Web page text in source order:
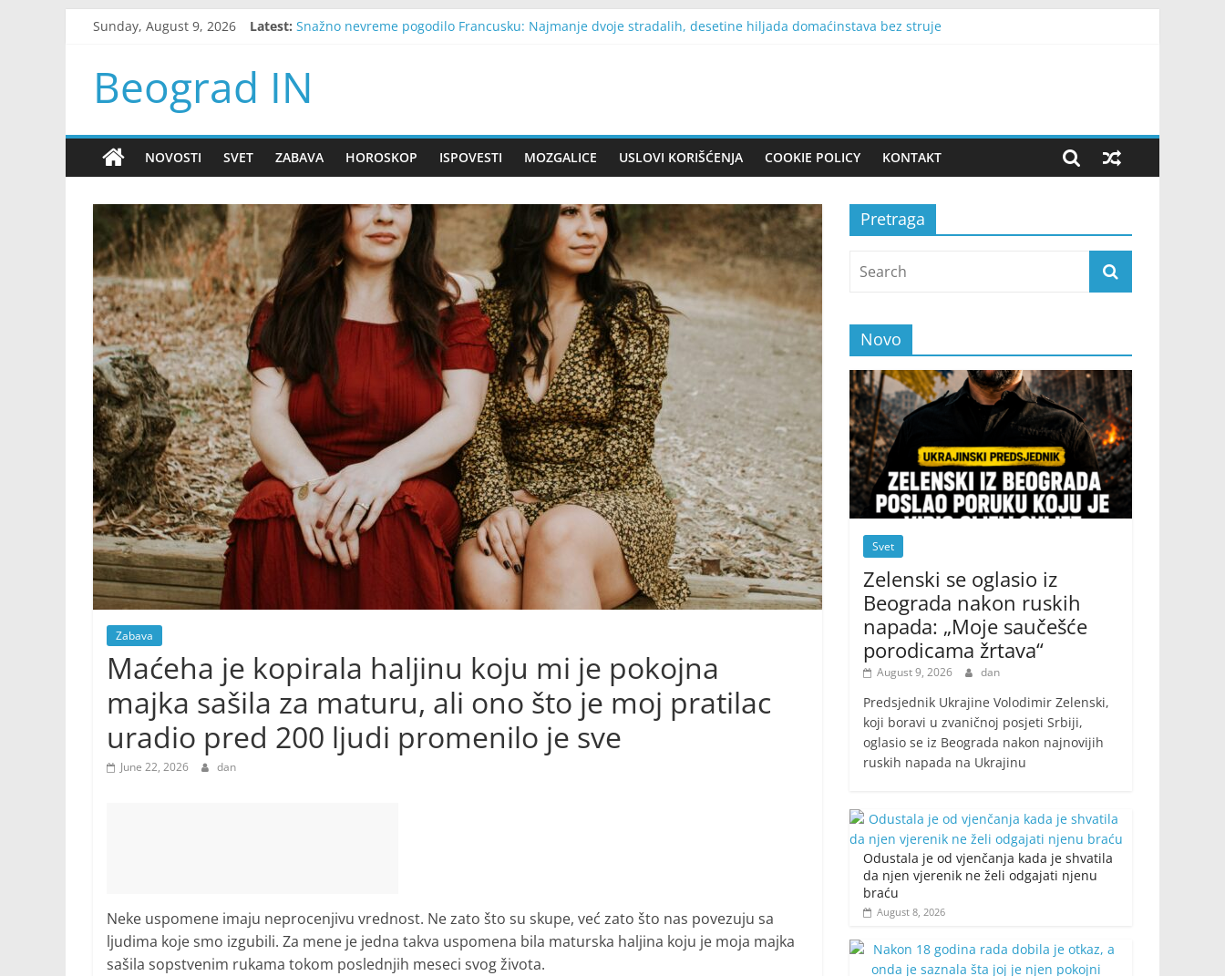
Sunday, August 9, 2026 Latest: Snažno nevreme pogodilo Francusku: Najmanje dvoje stradalih, desetine hiljada domaćinstava bez struje
Nakon 18 godina rada dobila je otkaz, a onda je saznala šta joj je njen pokojni poslodavac ostavio
Dobila je otkaz sa 24 godine, spakovala jedan kofer i otišla na Korziku: Danas tamo gradi život iz snova sa suprugom i dvoje dece
Beograd IN
NOVOSTI SVET ZABAVA HOROSKOP ISPOVESTI MOZGALICE USLOVI KORIŠĆENJA COOKIE POLICY KONTAKT
Zabava
Maćeha je kopirala haljinu koju mi je pokojna
majka sašila za maturu, ali ono što je moj pratilac
uradio pred 200 ljudi promenilo je sve
June 22, 2026 dan
Neke uspomene imaju neprocenjivu vrednost. Ne zato što su skupe, već zato što nas povezuju sa
ljudima koje smo izgubili. Za mene je jedna takva uspomena bila maturska haljina koju je moja majka
sašila sopstvenim rukama tokom poslednjih meseci svog života.
Pretraga
Novo
Svet
Zelenski se oglasio iz
Beograda nakon ruskih
napada: „Moje saučešće
porodicama žrtava“
August 9, 2026 dan
Predsjednik Ukrajine Volodimir Zelenski,
koji boravi u zvaničnoj posjeti Srbiji,
oglasio se iz Beograda nakon najnovijih
ruskih napada na Ukrajinu
Odustala je od vjenčanja kada je shvatila
da njen vjerenik ne želi odgajati njenu
braću
August 8, 2026